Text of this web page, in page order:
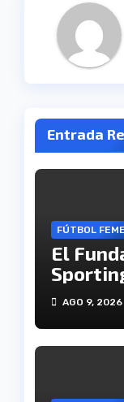
Entrada
FÚTBOL
El
se cita
AGO 9, 2026